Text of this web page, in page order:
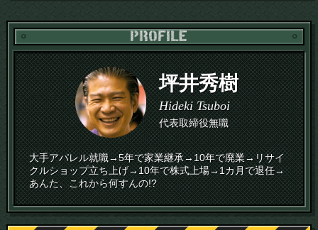
坪井秀樹
Hideki Tsuboi
代表取締役無職
大手アパレル就職→5年で家業継承→10年で廃業→リサイ
クルショップ立ち上げ→10年で株式上場→1カ月で退任→
あんた、これから何すんの!?